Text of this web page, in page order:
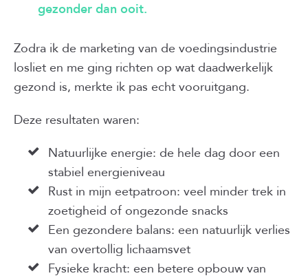
gezonder dan ooit.
Zodra ik de marketing van de voedingsindustrie
losliet en me ging richten op wat daadwerkelijk
gezond is, merkte ik pas echt vooruitgang.
Deze resultaten waren:
Natuurlijke energie: de hele dag door een
stabiel energieniveau
Rust in mijn eetpatroon: veel minder trek in
zoetigheid of ongezonde snacks
Een gezondere balans: een natuurlijk verlies
van overtollig lichaamsvet
Fysieke kracht: een betere opbouw van